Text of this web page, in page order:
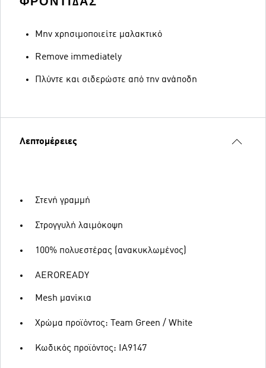
Μην χρησιμοποιείτε μαλακτικό
Remove immediately
Πλύντε και σιδερώστε από την ανάποδη
Λεπτομέρειες
Στενή γραμμή
Στρογγυλή λαιμόκοψη
100% πολυεστέρας (ανακυκλωμένος)
AEROREADY
Mesh μανίκια
Χρώμα προϊόντος: Team Green / White
Κωδικός προϊόντος: IA9147